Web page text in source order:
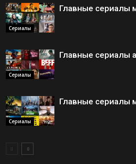
Сериалы
Главные сериалы
Сериалы
Главные сериалы
Сериалы
Главные сериалы